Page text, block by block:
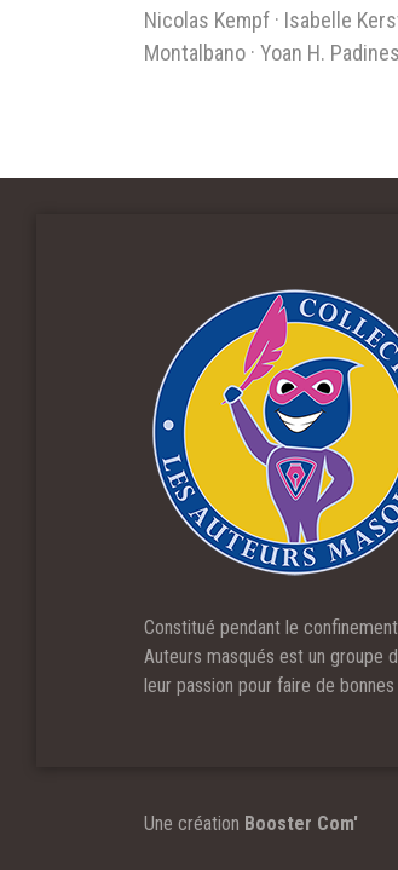
Nicolas Kempf · Isabelle
Montalbano · Yoan H.
Constitué pendant le
Auteurs masqués est un groupe
leur passion pour faire de
Une création Booster Com'